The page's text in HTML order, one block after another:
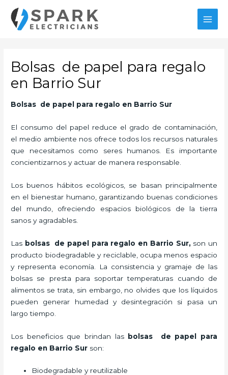
contenido
Bolsas de papel para regalo
en Barrio Sur
Bolsas de papel para regalo en Barrio Sur
El consumo del papel reduce el grado de contaminación,
el medio ambiente nos ofrece todos los recursos naturales
que necesitamos como seres humanos. Es importante
concientizarnos y actuar de manera responsable.
Los buenos hábitos ecológicos, se basan principalmente
en el bienestar humano, garantizando buenas condiciones
del mundo, ofreciendo espacios biológicos de la tierra
sanos y agradables.
Las bolsas de papel para regalo en Barrio Sur, son un
producto biodegradable y reciclable, ocupa menos espacio
y representa economía. La consistencia y gramaje de las
bolsas se presta para soportar temperaturas cuando de
alimentos se trata, sin embargo, no olvides que los líquidos
pueden generar humedad y desintegración si pasa un
largo tiempo.
Los beneficios que brindan lasbolsas de papel para
regalo en Barrio Sur son:
Biodegradable y reutilizable